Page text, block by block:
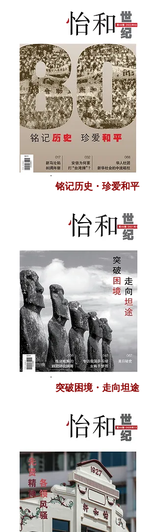
铭记历史・珍爱和平
突破困境・走向坦途